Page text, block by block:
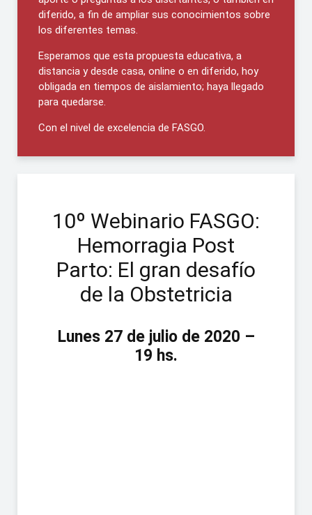
diferido, a fin de ampliar sus conocimientos sobre
los diferentes temas.
Esperamos que esta propuesta educativa, a
distancia y desde casa, online o en diferido, hoy
obligada en tiempos de aislamiento; haya llegado
para quedarse.
Con el nivel de excelencia de FASGO.
10º Webinario FASGO:
Hemorragia Post
Parto: El gran desafío
de la Obstetricia
Lunes 27 de julio de 2020 –
19 hs.